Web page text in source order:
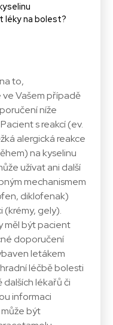
léky na bolest?
to,
Vašem případě
níže
s reakcí (ev.
alergická reakce
na kyselinu
užívat ani další
mechanismem
diklofenak)
(krémy, gely).
měl být pacient
doporučení
letákem
léčbě bolesti
lékařů či
informaci
být